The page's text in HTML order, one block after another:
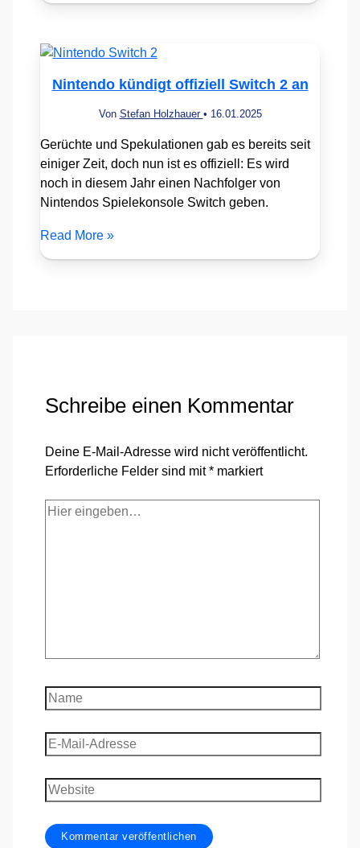
Nintendo kündigt offiziell Switch 2 an
Von Stefan Holzhauer • 16.01.2025
Gerüchte und Spekulationen gab es bereits seit
einiger Zeit, doch nun ist es offiziell: Es wird
noch in diesem Jahr einen Nachfolger von
Nintendos Spielekonsole Switch geben.
Read More »
Schreibe einen Kommentar
Deine E-Mail-Adresse wird nicht veröffentlicht.
Erforderliche Felder sind mit* markiert
Hier
Name
E-
Mail-
Adresse
Website